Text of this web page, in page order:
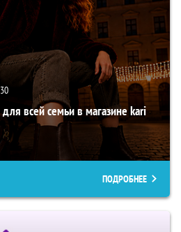
30
всей семьи в магазине kari
ПОДРОБНЕЕ